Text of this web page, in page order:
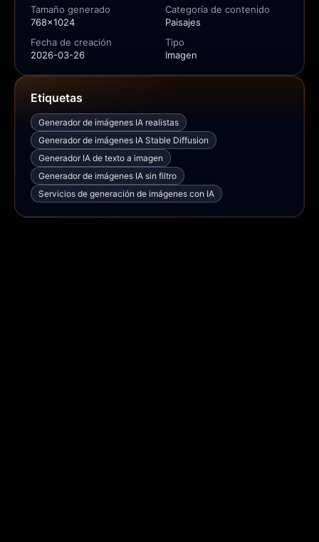
Tamaño generado
768x1024
Categoría de contenido
Paisajes
Fecha de creación
2026-03-26
Tipo
Imagen
Etiquetas
Generador de imágenes IA realistas
Generador de imágenes IA Stable Diffusion
Generador IA de texto a imagen
Generador de imágenes IA sin filtro
Servicios de generación de imágenes con IA